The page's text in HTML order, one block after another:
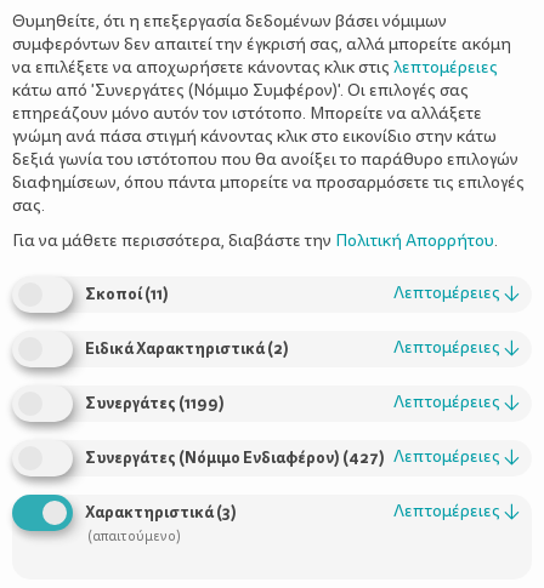
Χρήσιμοι Σύνδεσμοι
Τι είναι το ΔΕΛΤΑ moms
Προϊόντα
Επικοινωνία
Τηλέφωνο Επικοινωνίας:
800-1199-800(από σταθερό,
χωρίς χρέωση)
Θυμηθείτε, ότι η επεξεργασία δεδομένων βάσει νόμιμων
συμφερόντων δεν απαιτεί την έγκρισή σας, αλλά μπορείτε ακόμη
να επιλέξετε να αποχωρήσετε κάνοντας κλικ στις λεπτομέρειες
κάτω από 'Συνεργάτες (Νόμιμο Συμφέρον)'. Οι επιλογές σας
επηρεάζουν μόνο αυτόν τον ιστότοπο. Μπορείτε να αλλάξετε
γνώμη ανά πάσα στιγμή κάνοντας κλικ στο εικονίδιο στην κάτω
δεξιά γωνία του ιστότοπου που θα ανοίξει το παράθυρο επιλογών
διαφημίσεων, όπου πάντα μπορείτε να προσαρμόσετε τις επιλογές
σας.
Για να μάθετε περισσότερα, διαβάστε την Πολιτική Απορρήτου.
Σκοποί(11) Λεπτομέρειες ↓
Ειδικά Χαρακτηριστικά(2) Λεπτομέρειες ↓
Συνεργάτες (1199) Λεπτομέρειες ↓
Συνεργάτες (Νόμιμο Ενδιαφέρον) (427) Λεπτομέρειες ↓
Χαρακτηριστικά(3)
(απαιτούμενο)
Λεπτομέρειες ↓